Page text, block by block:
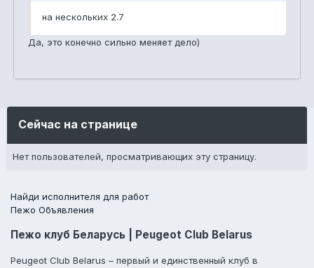
на нескольких 2.7
Да, это конечно сильно меняет дело)
Сейчас на странице
Нет пользователей, просматривающих эту страницу.
Найди исполнителя для работ
Пежо Объявления
Пежо клуб Беларусь | Peugeot Club Belarus
Peugeot Club Belarus – первый и единственный клуб в